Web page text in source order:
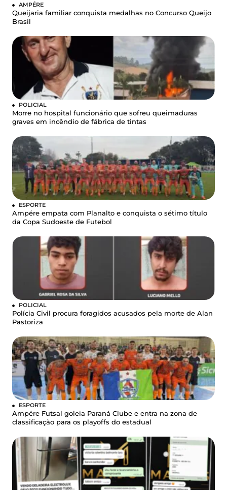
AMPÉRE
Queijaria familiar conquista medalhas no Concurso Queijo
Brasil
POLICIAL
Morre no hospital funcionário que sofreu queimaduras
graves em incêndio de fábrica de tintas
ESPORTE
Ampére empata com Planalto e conquista o sétimo título
da Copa Sudoeste de Futebol
POLICIAL
Polícia Civil procura foragidos acusados pela morte de Alan
Pastoriza
ESPORTE
Ampére Futsal goleia Paraná Clube e entra na zona de
classificação para os playoffs do estadual